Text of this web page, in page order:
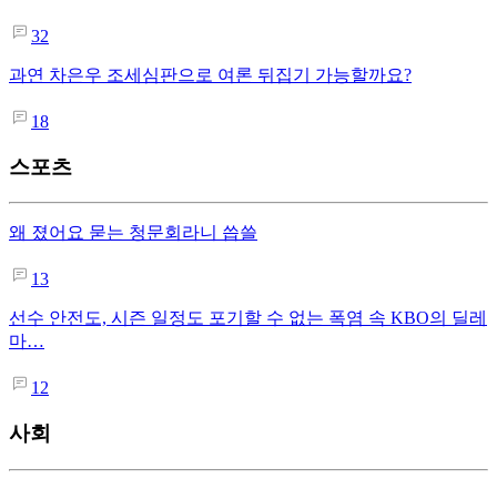
32
과연 차은우 조세심판으로 여론 뒤집기 가능할까요?
18
스포츠
왜 졌어요 묻는 청문회라니 씁쓸
13
선수 안전도, 시즌 일정도 포기할 수 없는 폭염 속 KBO의 딜레
마…
12
사회